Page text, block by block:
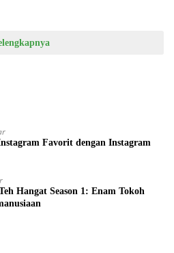
Favorit dengan Instagram
Hangat Season 1: Enam Tokoh